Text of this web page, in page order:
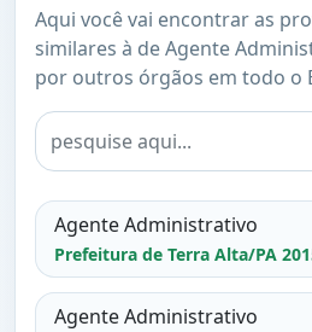
Aqui você vai encontrar as
similares à de Agente
por outros órgãos em todo o
Agente Administrativo
Prefeitura de Terra Alta/PA
Agente Administrativo